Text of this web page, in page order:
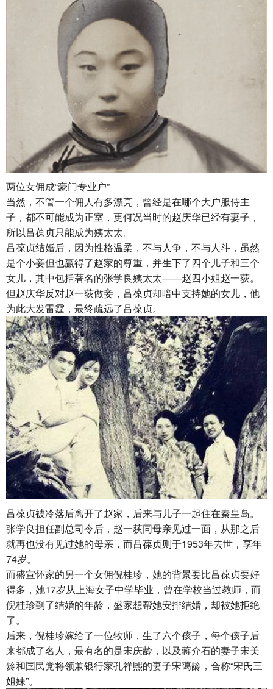
两位女佣成“豪门专业户”
当然，不管一个佣人有多漂亮，曾经是在哪个大户服侍主
子，都不可能成为正室，更何况当时的赵庆华已经有妻子，
所以吕葆贞只能成为姨太太。
吕葆贞结婚后，因为性格温柔，不与人争，不与人斗，虽然
是个小妾但也赢得了赵家的尊重，并生下了四个儿子和三个
女儿，其中包括著名的张学良姨太太——赵四小姐赵一荻。
但赵庆华反对赵一荻做妾，吕葆贞却暗中支持她的女儿，他
为此大发雷霆，最终疏远了吕葆贞。
吕葆贞被冷落后离开了赵家，后来与儿子一起住在秦皇岛。
张学良担任副总司令后，赵一荻同母亲见过一面，从那之后
就再也没有见过她的母亲，而吕葆贞则于1953年去世，享年
74岁。
而盛宣怀家的另一个女佣倪桂珍，她的背景要比吕葆贞要好
得多，她17岁从上海女子中学毕业，曾在学校当过教师，而
倪桂珍到了结婚的年龄，盛家想帮她安排结婚，却被她拒绝
了。
后来，倪桂珍嫁给了一位牧师，生了六个孩子，每个孩子后
来都成了名人，最有名的是宋庆龄，以及蒋介石的妻子宋美
龄和国民党将领兼银行家孔祥熙的妻子宋蔼龄，合称“宋氏三
姐妹”。